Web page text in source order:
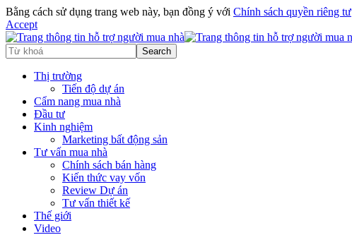
Bằng cách sử dụng trang web này, bạn đồng ý với Chính sách quyền riêng tư
Accept
Thị trường
Tiến độ dự án
Cẩm nang mua nhà
Đầu tư
Kinh nghiệm
Marketing bất động sản
Tư vấn mua nhà
Chính sách bán hàng
Kiến thức vay vốn
Review Dự án
Tư vấn thiết kế
Thế giới
Video